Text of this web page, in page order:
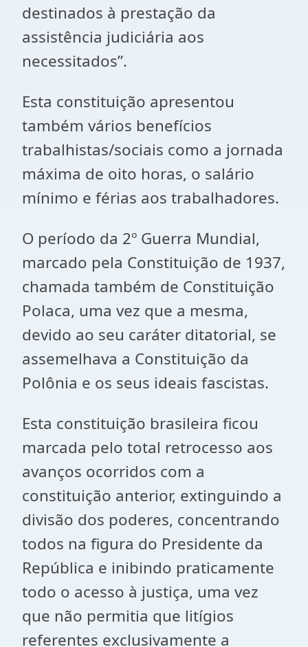
destinados à prestação da
assistência judiciária aos
necessitados”.
Esta constituição apresentou
também vários benefícios
trabalhistas/sociais como a jornada
máxima de oito horas, o salário
mínimo e férias aos trabalhadores.
O período da 2º Guerra Mundial,
marcado pela Constituição de 1937,
chamada também de Constituição
Polaca, uma vez que a mesma,
devido ao seu caráter ditatorial, se
assemelhava a Constituição da
Polônia e os seus ideais fascistas.
Esta constituição brasileira ficou
marcada pelo total retrocesso aos
avanços ocorridos com a
constituição anterior, extinguindo a
divisão dos poderes, concentrando
todos na figura do Presidente da
República e inibindo praticamente
todo o acesso à justiça, uma vez
que não permitia que litígios
referentes exclusivamente a